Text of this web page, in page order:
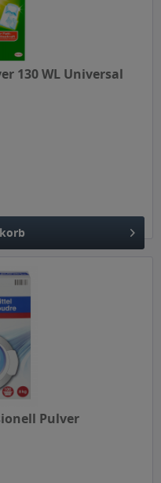
130 WL Universal
Pulver